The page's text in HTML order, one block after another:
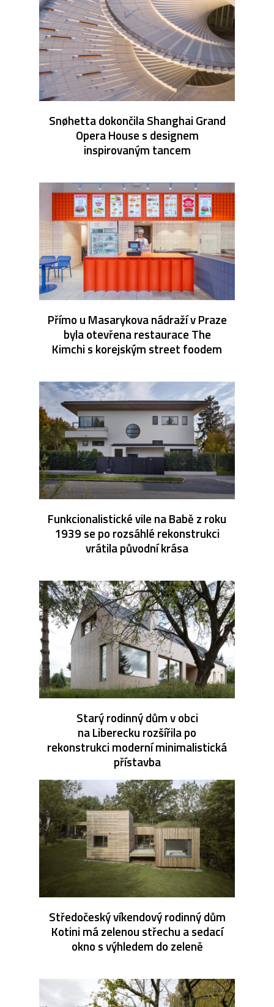
Snøhetta dokončila Shanghai Grand
Opera House s designem
inspirovaným tancem
Přímo u Masarykova nádraží v Praze
byla otevřena restaurace The
Kimchi s korejským street foodem
Funkcionalistické vile na Babě z roku
1939 se po rozsáhlé rekonstrukci
vrátila původní krása
Starý rodinný dům v obci
na Liberecku rozšířila po
rekonstrukci moderní minimalistická
přístavba
Středočeský víkendový rodinný dům
Kotini má zelenou střechu a sedací
okno s výhledem do zeleně